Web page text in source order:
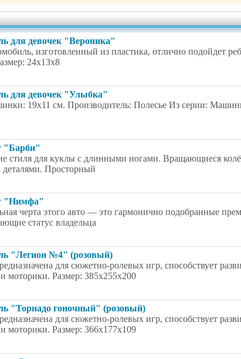
для девочек "Вероника"
изготовленный из пластика, отлично подойдет
24х13х8
для девочек "Улыбка"
19х11 см. Производитель: Полесье Из серии:
"Барби"
стиля для куклы с длинными ногами. Вращающиеся
Просторный
"Нимфа"
черта этого авто — это гармонично подобранные
статус владельца
"Легион №4" (розовый)
для сюжетно-ролевых игр, способствует
моторики. Размер: 385x255x200
"Торнадо гоночный" (розовый)
для сюжетно-ролевых игр, способствует
моторики. Размер: 366x177x109